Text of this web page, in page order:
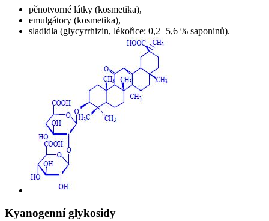
pěnotvorné látky (kosmetika),
emulgátory (kosmetika),
sladidla (glycyrrhizin, lékořice: 0,2−5,6 % saponinů).
Kyanogenní glykosidy